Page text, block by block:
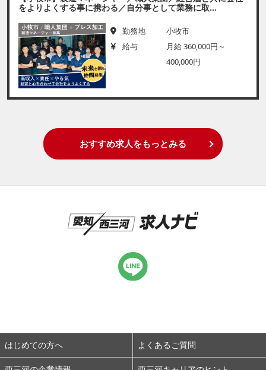
をよりよくする事に携わる／自分事として業務に取...
勤務地
小牧市
給与
月給 360,000円～
400,000円
おすすめ求人をもっとみる
はじめての方へ よくあるご質問